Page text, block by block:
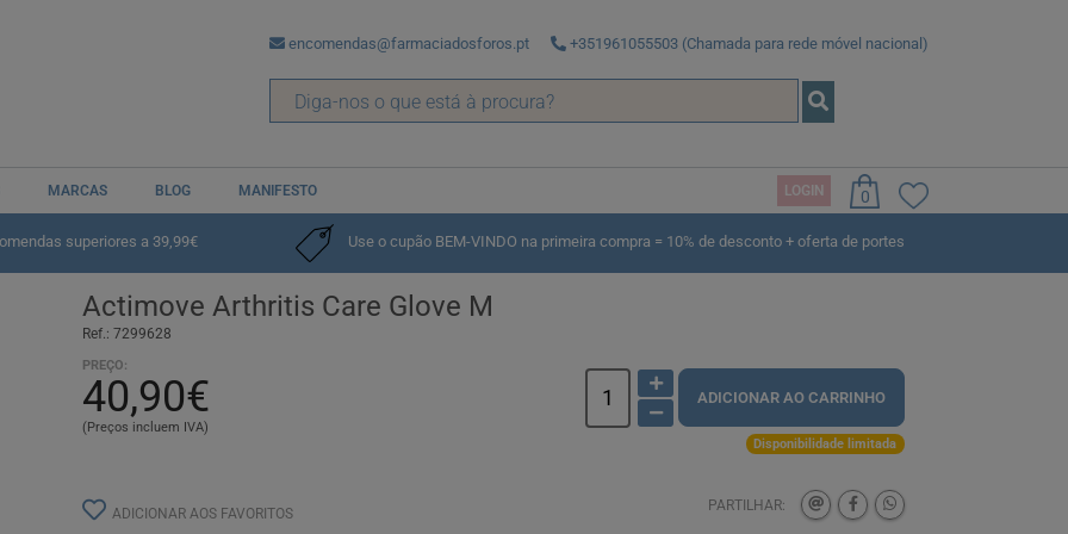
encomendas@farmaciadosforos.pt +351961055503 (Chamada para rede móvel nacional)
MARCAS BLOG MANIFESTO LOGIN 0
superiores a 39,99€ Use o cupão BEM-VINDO na primeira compra = 10% de desconto + oferta de portes
Actimove Arthritis Care Glove M
Ref.: 7299628
PREÇO:
40,90€
(Preços incluem IVA)
ADICIONAR AO CARRINHO
Disponibilidade limitada
ADICIONAR AOS FAVORITOS PARTILHAR: